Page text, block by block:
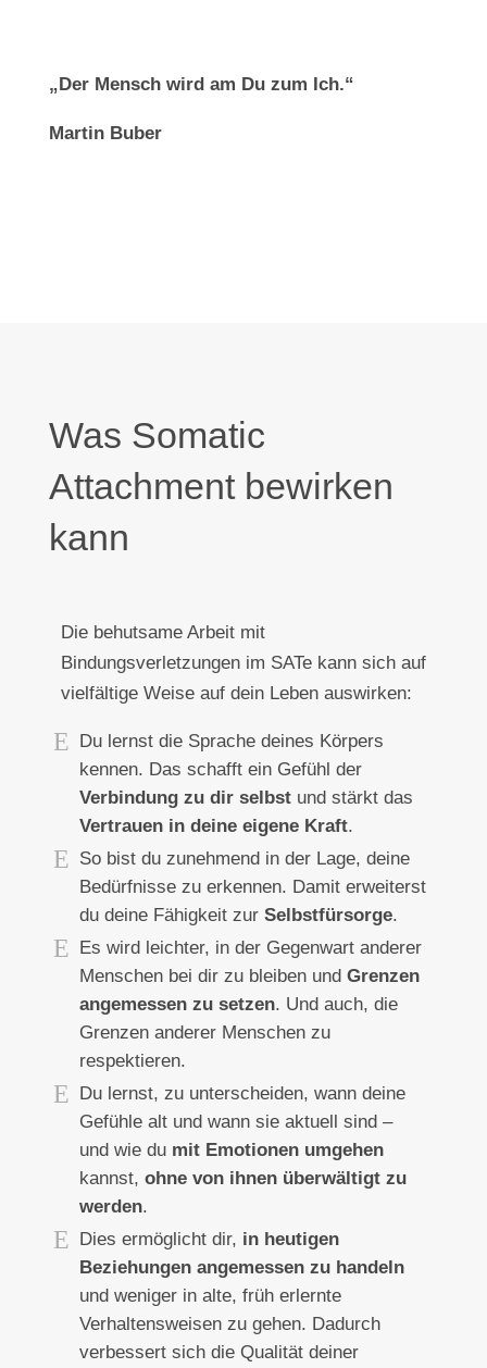
„Der Mensch wird am Du zum Ich.“
Martin Buber
Was Somatic
Attachment bewirken
kann
Die behutsame Arbeit mit
Bindungsverletzungen im SATe kann sich auf
vielfältige Weise auf dein Leben auswirken:
Du lernst die Sprache deines Körpers
kennen. Das schafft ein Gefühl der
Verbindung zu dir selbst und stärkt das
Vertrauen in deine eigene Kraft.
So bist du zunehmend in der Lage, deine
Bedürfnisse zu erkennen. Damit erweiterst
du deine Fähigkeit zur Selbstfürsorge.
Es wird leichter, in der Gegenwart anderer
Menschen bei dir zu bleiben und Grenzen
angemessen zu setzen. Und auch, die
Grenzen anderer Menschen zu
respektieren.
Du lernst, zu unterscheiden, wann deine
Gefühle alt und wann sie aktuell sind –
und wie du mit Emotionen umgehen
kannst, ohne von ihnen überwältigt zu
werden.
Dies ermöglicht dir, in heutigen
Beziehungen angemessen zu handeln
und weniger in alte, früh erlernte
Verhaltensweisen zu gehen. Dadurch
verbessert sich die Qualität deiner